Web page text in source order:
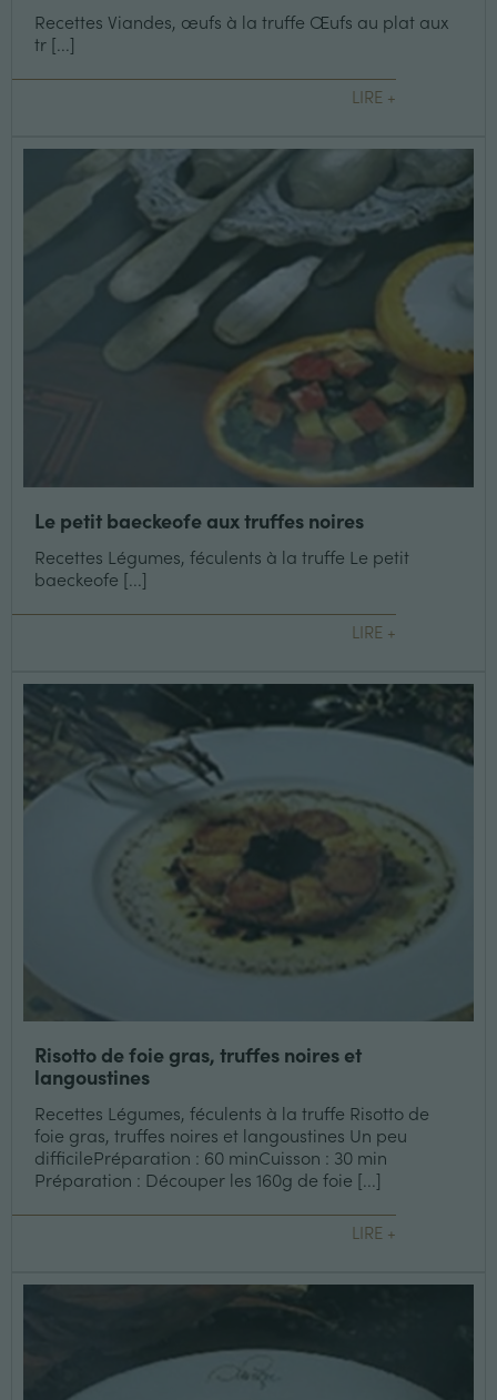
Recettes Viandes, œufs à la truffe Œufs au plat aux
tr [...]
LIRE +
Le petit baeckeofe aux truffes noires
Recettes Légumes, féculents à la truffe Le petit
baeckeofe [...]
LIRE +
Risotto de foie gras, truffes noires et
langoustines
Recettes Légumes, féculents à la truffe Risotto de
foie gras, truffes noires et langoustines Un peu
difficilePréparation : 60 minCuisson : 30 min
Préparation : Découper les 160g de foie [...]
LIRE +